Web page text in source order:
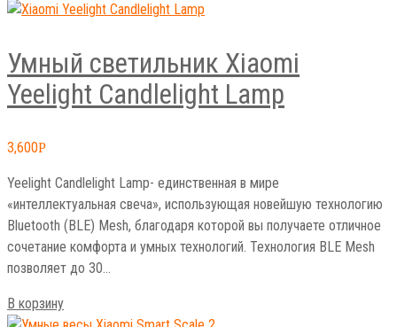
Умный светильник Xiaomi
Yeelight Candlelight Lamp
3,600Р
Yeelight Candlelight Lamp- единственная в мире
«интеллектуальная свеча», использующая новейшую технологию
Bluetooth (BLE) Mesh, благодаря которой вы получаете отличное
сочетание комфорта и умных технологий. Технология BLE Mesh
позволяет до 30…
В корзину